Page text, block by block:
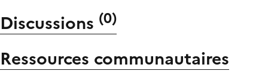
Discussions (0)
Ressources communautaires